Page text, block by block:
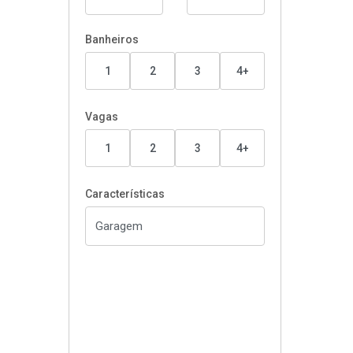
Banheiros
1 2 3 4+
Vagas
1 2 3 4+
Características